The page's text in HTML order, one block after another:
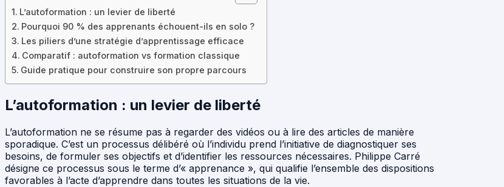
L’autoformation : un levier de liberté
Pourquoi 90 % des apprenants échouent-ils en solo ?
Les piliers d’une stratégie d’apprentissage efficace
Comparatif : autoformation vs formation classique
Guide pratique pour construire son propre parcours
L’autoformation : un levier de liberté
L’autoformation ne se résume pas à regarder des vidéos ou à lire des articles de manière
sporadique. C’est un processus délibéré où l’individu prend l’initiative de diagnostiquer ses
besoins, de formuler ses objectifs et d’identifier les ressources nécessaires. Philippe Carré
désigne ce processus sous le terme d’« apprenance », qui qualifie l’ensemble des dispositions
favorables à l’acte d’apprendre dans toutes les situations de la vie.